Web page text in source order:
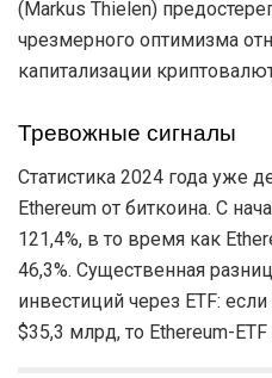
(Markus Thielen)
чрезмерного оптимизма
капитализации
Тревожные сигналы
Статистика 2024 года уже
Ethereum от биткоина. С
121,4%, в то время как
46,3%. Существенная
инвестиций через ETF:
$35,3 млрд, то Ethereum-